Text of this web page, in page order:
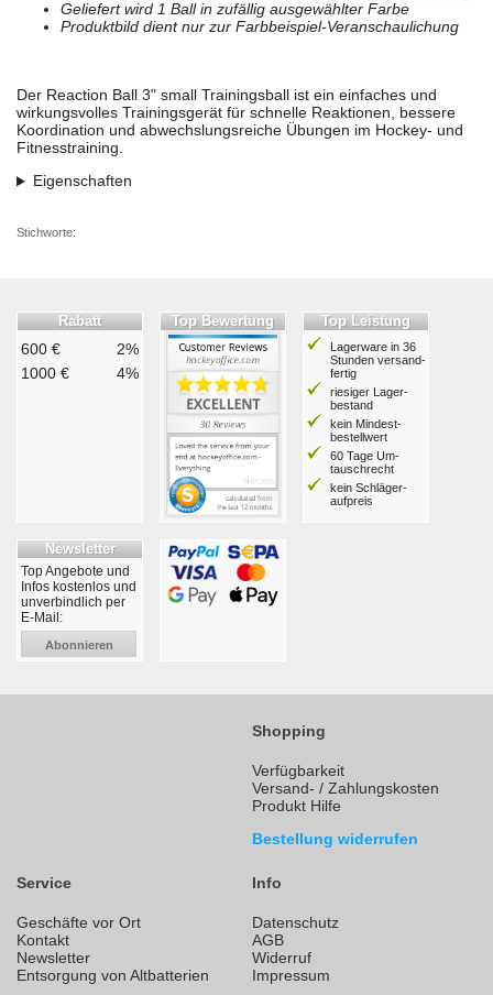
Geliefert wird 1 Ball in zufällig ausgewählter Farbe
Produktbild dient nur zur Farbbeispiel-Veranschaulichung
Der Reaction Ball 3" small Trainingsball ist ein einfaches und
wirkungsvolles Trainingsgerät für schnelle Reaktionen, bessere
Koordination und abwechslungsreiche Übungen im Hockey- und
Fitnesstraining.
Eigenschaften
Stichworte:
Rabatt
600 €
2%
1000 €
4%
Top Bewertung Top Leistung
Lagerware in 36
Stunden ver­sand­
fertig
riesiger Lager­
bestand
kein Mindest­
bestell­wert
60 Tage Um­
tausch­recht
kein Schläger­
aufpreis
Newsletter
Top Angebote und
Infos kostenlos und
unverbindlich per
E-Mail:
Abonnieren
Shopping
Verfügbarkeit
Versand- / Zahlungskosten
Produkt Hilfe
Bestellung widerrufen
Service
Geschäfte vor Ort
Kontakt
Newsletter
Entsorgung von Altbatterien
Info
Datenschutz
AGB
Widerruf
Impressum